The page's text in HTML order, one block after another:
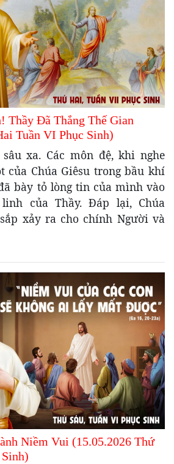
Thầy Đã Thắng Thế Gian
Tuần VI Phục Sinh)
xa. Các môn đệ, khi nghe
Chúa Giêsu trong bầu khí
bày tỏ lòng tin của mình vào
của Thầy. Đáp lại, Chúa
xảy ra cho chính Người và
Niềm Vui (15.05.2026 Thứ